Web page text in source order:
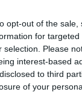
opt-out of the
for
selection. Please
interest-based
to third
of your
delle terre
a